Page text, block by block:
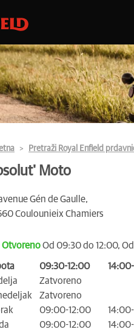
Pretraži Royal Enfield
Moto
Gén de Gaulle,
Coulounieix Chamiers
OtvorenoOd 09:30 do 12:00,
09:30-12:00
Zatvoreno
Zatvoreno
09:00-12:00
09:00-12:00